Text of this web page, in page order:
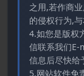
之用,若作商
的侵权行为,与
4.如您是版权
信联系我们E-
信息后尽快给
5.网站软件免